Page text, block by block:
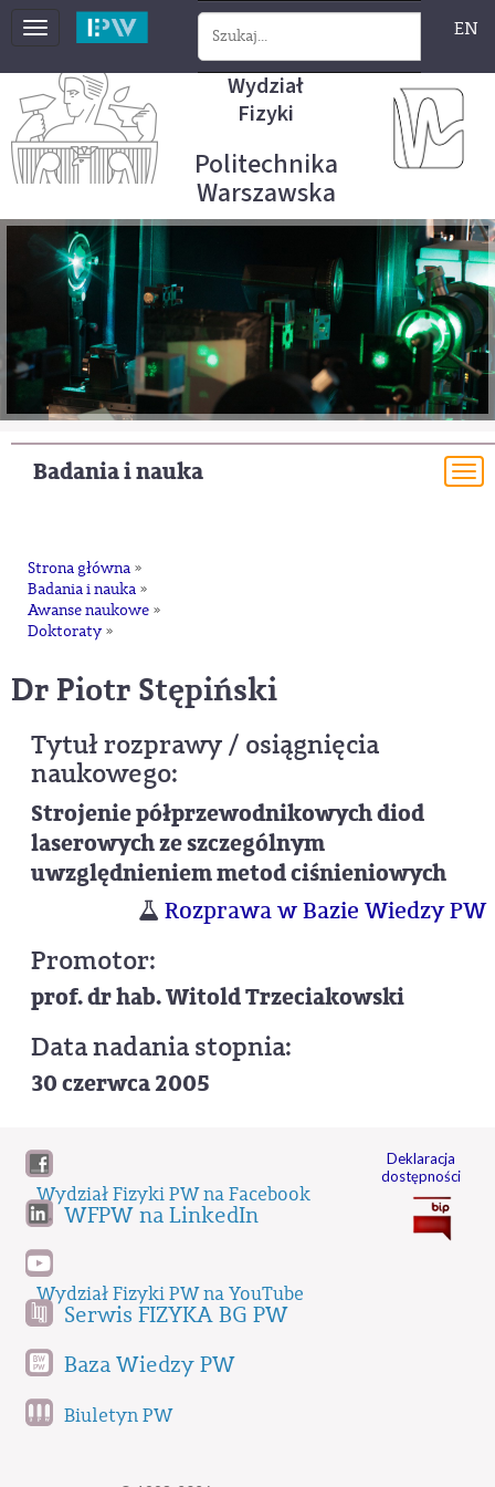
Toggle
EN
Wydział
Fizyki
Politechnika
Warszawska
Badania i nauka
Strona główna »
Badania i nauka »
Awanse naukowe »
Doktoraty »
dr Piotr Stępiński
Tytuł rozprawy / osiągnięcia
naukowego:
Strojenie półprzewodnikowych diod
laserowych ze szczególnym
uwzględnieniem metod ciśnieniowych
Rozprawa w Bazie Wiedzy PW
Promotor:
prof. dr hab. Witold Trzeciakowski
Data nadania stopnia:
30 czerwca 2005
Wydział Fizyki PW na Facebook
WFPW na LinkedIn
Wydział Fizyki PW na YouTube
Serwis FIZYKA BG PW
Baza Wiedzy PW
Biuletyn PW
Deklaracja
dostępności